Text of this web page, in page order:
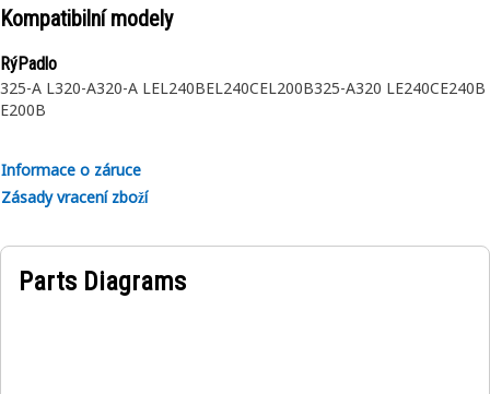
Kompatibilní modely
RýPadlo
325-A L320-A320-A LEL240BEL240CEL200B325-A320 LE240CE240B
E200B
Informace o záruce
Zásady vracení zboží
Parts Diagrams